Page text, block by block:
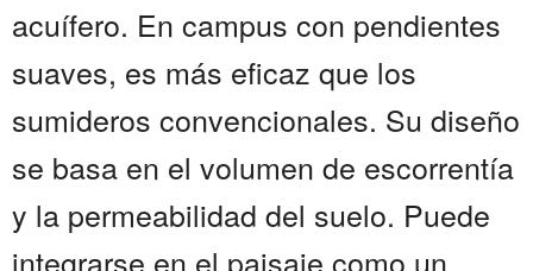
acuífero. En campus con pendientes
suaves, es más eficaz que los
sumideros convencionales. Su diseño
se basa en el volumen de escorrentía
y la permeabilidad del suelo. Puede
integrarse en el paisaje como un